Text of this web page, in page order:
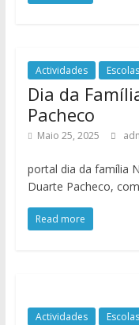
Actividades
Dia da
Pacheco
Maio 25, 2025
portal dia da família
Duarte Pacheco,
Read more
Actividades